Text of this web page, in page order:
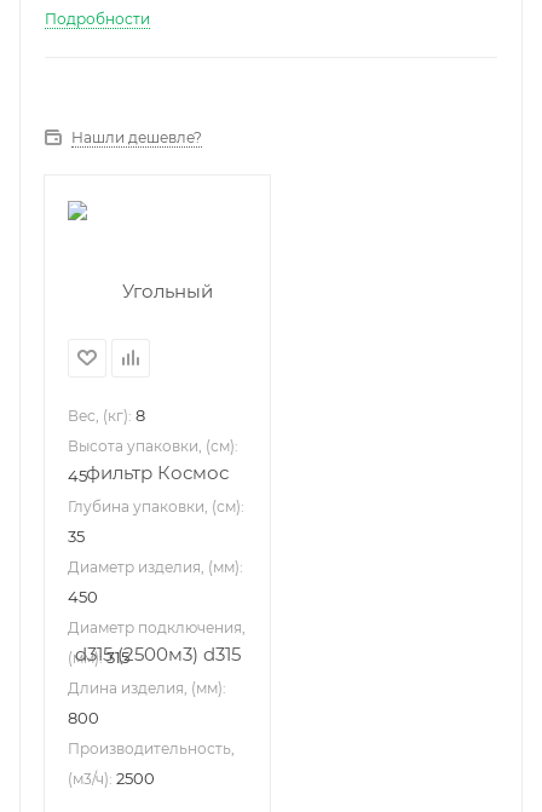
Подробности
Нашли дешевле?
Вес, (кг): 8
Высота упаковки, (см):
45
Глубина упаковки, (см):
35
Диаметр изделия, (мм):
450
Диаметр подключения,
(мм): 315
Длина изделия, (мм):
800
Производительность,
(м3/ч): 2500